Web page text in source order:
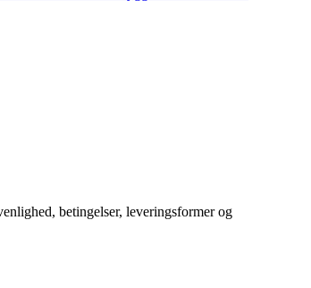
betingelser, leveringsformer og